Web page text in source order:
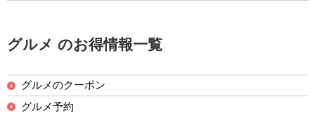
グルメ のお得情報一覧
グルメのクーポン
グルメ予約